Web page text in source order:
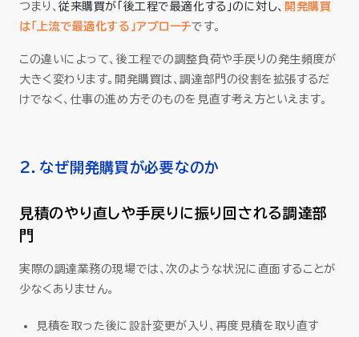
つまり、従来購買が「後工程で最適化する」のに対し、 開発購買
は「上流で最適化する」アプローチです。
この違いによって、後工程での調整負荷や手戻りの発生頻度が
大きく変わります。開発購買は、調達部門の役割を拡張するだ
けでなく、仕事の進め方そのものを見直す考え方といえます。
2．なぜ開発購買が必要なのか
見積のやり直しや手戻りに振り回される調達部
門
実際の調達業務の現場では、次のような状況に直面することが
少なくありません。
見積を取った後に設計変更が入り、再度見積を取り直す